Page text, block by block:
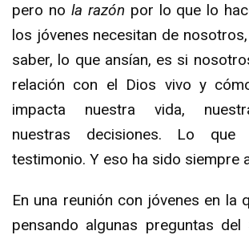
pero no la razón por lo que lo
los jóvenes necesitan de
saber, lo que ansían, es si
relación con el Dios vivo y
impacta nuestra vida,
nuestras decisiones. Lo que
testimonio. Y eso ha sido siempre
En una reunión con jóvenes en la
pensando algunas preguntas